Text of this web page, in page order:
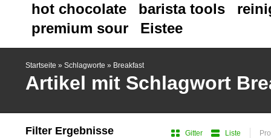
hot chocolate
barista tools
premium sour
Eistee
Startseite » Schlagworte » Breakfast
Artikel mit Schlagwort
Gitter Liste
Filter Ergebnisse